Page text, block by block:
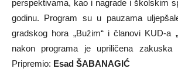
perspektivama, kao i nagrade i školskim
godinu. Program su u pauzama
gradskog hora „Bužim“ i članovi KUD-a
nakon programa je upriličena
Pripremio: Esad ŠABANAGIĆ